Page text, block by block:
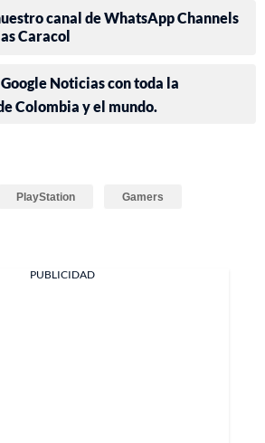
canal de WhatsApp Channels
Caracol
Noticias con toda la
Colombia y el mundo.
PlayStation Gamers
PUBLICIDAD